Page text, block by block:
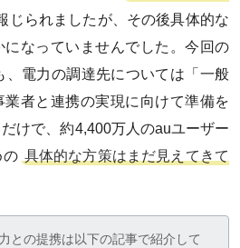
じられましたが、その後具体的な
なっていませんでした。今回の
、電力の調達先については「一般
業者と連携の実現に向けて準備を
けで、約4,400万人のauユーザー
の 具体的な方策はまだ見えてきて
との提携は以下の記事で紹介して